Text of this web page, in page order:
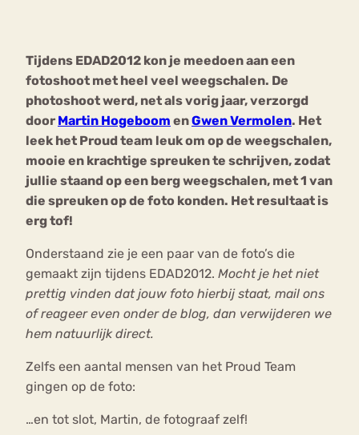
Tijdens EDAD2012 kon je meedoen aan een
fotoshoot met heel veel weegschalen. De
photoshoot werd, net als vorig jaar, verzorgd
door Martin Hogeboom enGwen Vermolen. Het
leek het Proud team leuk om op de weegschalen,
mooie en krachtige spreuken te schrijven, zodat
jullie staand op een berg weegschalen, met 1 van
die spreuken op de foto konden. Het resultaat is
erg tof!
Onderstaand zie je een paar van de foto’s die
gemaakt zijn tijdens EDAD2012. Mocht je het niet
prettig vinden dat jouw foto hierbij staat, mail ons
of reageer even onder de blog, dan verwijderen we
hem natuurlijk direct.
Zelfs een aantal mensen van het Proud Team
gingen op de foto:
…en tot slot, Martin, de fotograaf zelf!
Chat
Forum
mia
Nerv
osa
Eetstoornis Anorexia Nervosa
Eetbuien Piekeren Sport
Trauma
Orthorexia
Afvallen Angst